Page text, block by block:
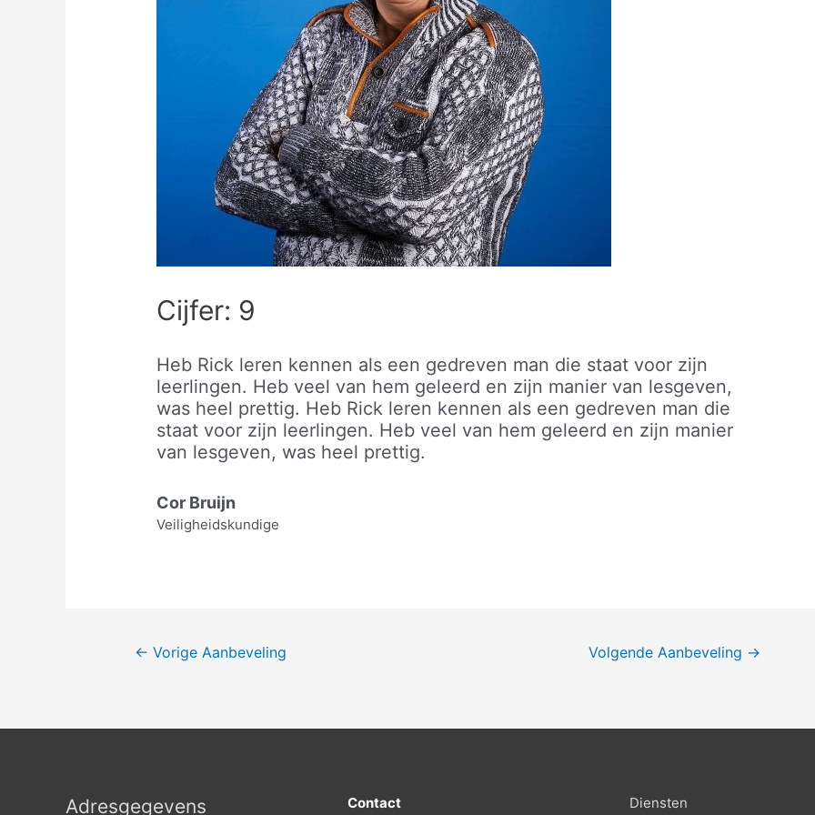
Cijfer: 9
Heb Rick leren kennen als een gedreven man die staat voor zijn
leerlingen. Heb veel van hem geleerd en zijn manier van lesgeven,
was heel prettig. Heb Rick leren kennen als een gedreven man die
staat voor zijn leerlingen. Heb veel van hem geleerd en zijn manier
van lesgeven, was heel prettig.
Cor Bruijn
Veiligheidskundige
← Vorige Aanbeveling Volgende Aanbeveling →
Adresgegevens Contact Diensten